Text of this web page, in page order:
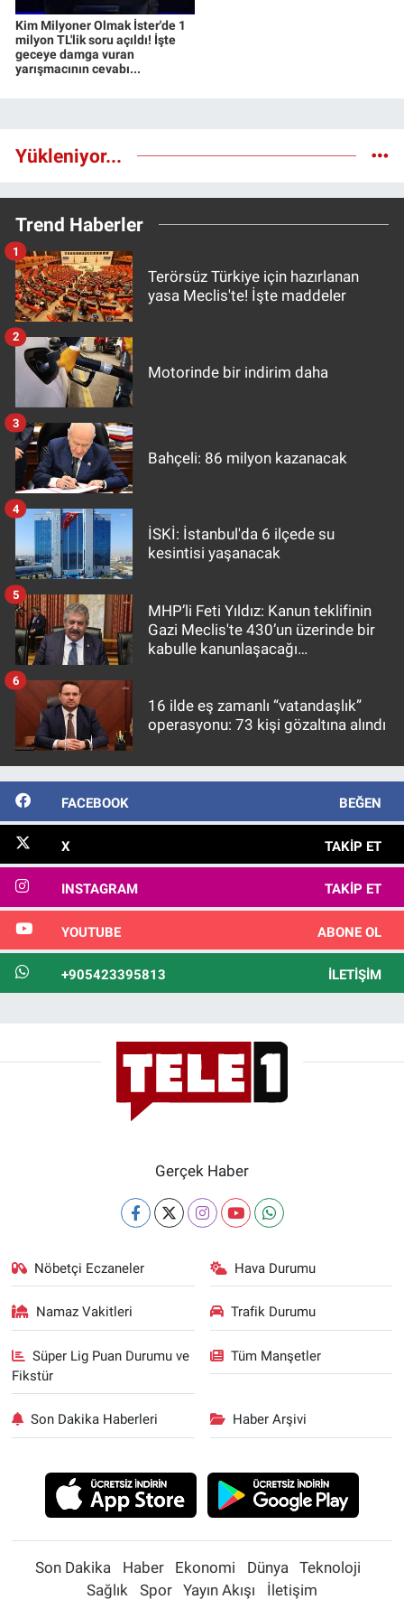
Kim Milyoner Olmak İster'de 1
milyon TL'lik soru açıldı! İşte
geceye damga vuran
yarışmacının cevabı...
Yükleniyor...
Trend Haberler
Terörsüz Türkiye için hazırlanan
yasa Meclis'te! İşte maddeler
1
Motorinde bir indirim daha
2
Bahçeli: 86 milyon kazanacak
3
İSKİ: İstanbul'da 6 ilçede su
kesintisi yaşanacak
4
MHP’li Feti Yıldız: Kanun teklifinin
Gazi Meclis'te 430’un üzerinde bir
kabulle kanunlaşacağı
5
16 ilde eş zamanlı “vatandaşlık”
operasyonu: 73 kişi gözaltına alındı
6
FACEBOOK BEĞEN
X TAKIP ET
INSTAGRAM TAKIP ET
YOUTUBE ABONE OL
+905423395813 İLETIŞIM
Gerçek Haber
Nöbetçi Eczaneler Hava Durumu
Namaz Vakitleri Trafik Durumu
Süper Lig Puan Durumu ve
Fikstür
Tüm Manşetler
Son Dakika Haberleri Haber Arşivi
Son Dakika Haber Ekonomi Dünya
Teknoloji
Sağlık
Spor Yayın Akışı İletişim